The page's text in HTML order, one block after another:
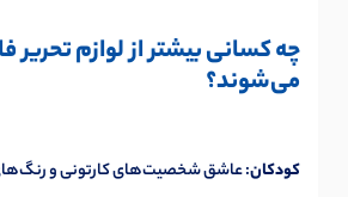
چه کسانی بیشتر از لوازم
می‌شوند؟
کودکان: عاشق شخصیت‌های کارتونی و